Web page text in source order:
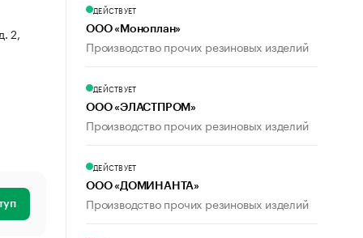
2,
ДЕЙСТВУЕТ
ООО «Моноплан»
Производство прочих резиновых изделий
ДЕЙСТВУЕТ
ООО «ЭЛАСТПРОМ»
Производство прочих резиновых изделий
ДЕЙСТВУЕТ
ООО «ДОМИНАНТА»
Производство прочих резиновых изделий